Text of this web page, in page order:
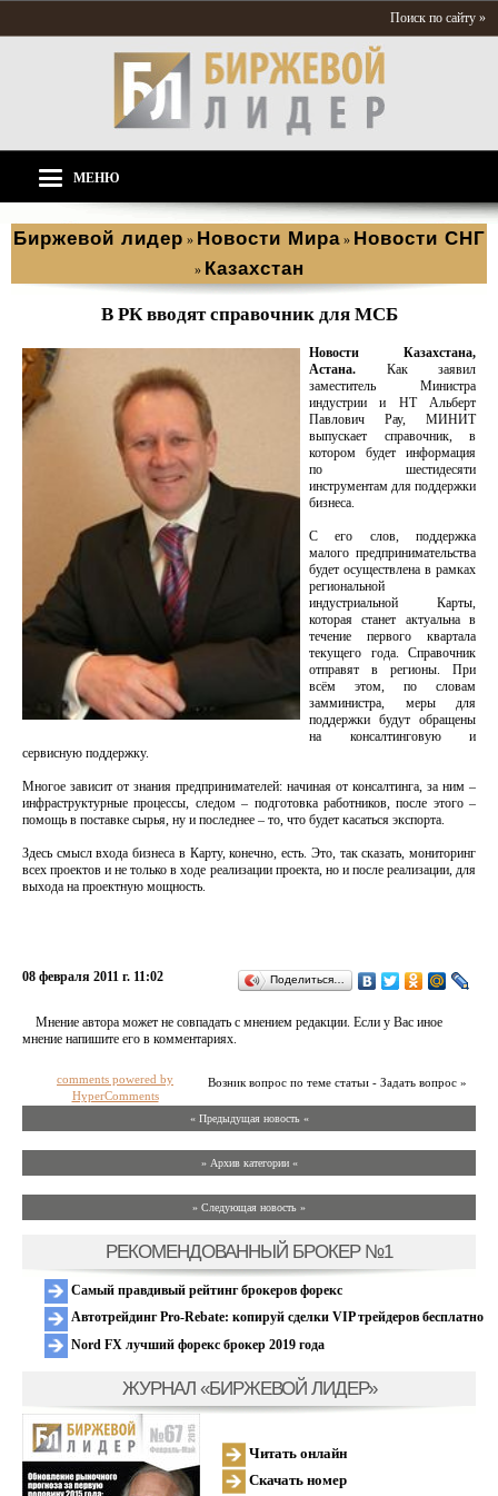
Поиск по сайту »
МЕНЮ
Биржевой лидер » Новости Мира » Новости СНГ
» Казахстан
В РК вводят справочник для МСБ
Новости Казахстана,
Астана. Как заявил
заместитель Министра
индустрии и НТ Альберт
Павлович Рау, МИНИТ
выпускает справочник, в
котором будет информация
по шестидесяти
инструментам для поддержки
бизнеса.
С его слов, поддержка
малого предпринимательства
будет осуществлена в рамках
региональной
индустриальной Карты,
которая станет актуальна в
течение первого квартала
текущего года. Справочник
отправят в регионы. При
всём этом, по словам
замминистра, меры для
поддержки будут обращены
на консалтинговую и
сервисную поддержку.
Многое зависит от знания предпринимателей: начиная от консалтинга, за ним –
инфраструктурные процессы, следом – подготовка работников, после этого –
помощь в поставке сырья, ну и последнее – то, что будет касаться экспорта.
Здесь смысл входа бизнеса в Карту, конечно, есть. Это, так сказать, мониторинг
всех проектов и не только в ходе реализации проекта, но и после реализации, для
выхода на проектную мощность.
08 февраля 2011 г. 11:02 Поделиться…
Мнение автора может не совпадать с мнением редакции. Если у Вас иное
мнение напишите его в комментариях.
Возник вопрос по теме статьи - Задать вопрос »
comments powered by
HyperComments
« Предыдущая новость «
» Архив категории «
» Следующая новость »
РЕКОМЕНДОВАННЫЙ БРОКЕР №1
Самый правдивый рейтинг брокеров форекс
Автотрейдинг Pro-Rebate: копируй сделки VIP трейдеров бесплатно
Nord FX лучший форекс брокер 2019 года
ЖУРНАЛ «БИРЖЕВОЙ ЛИДЕР»
Читать онлайн
Скачать номер